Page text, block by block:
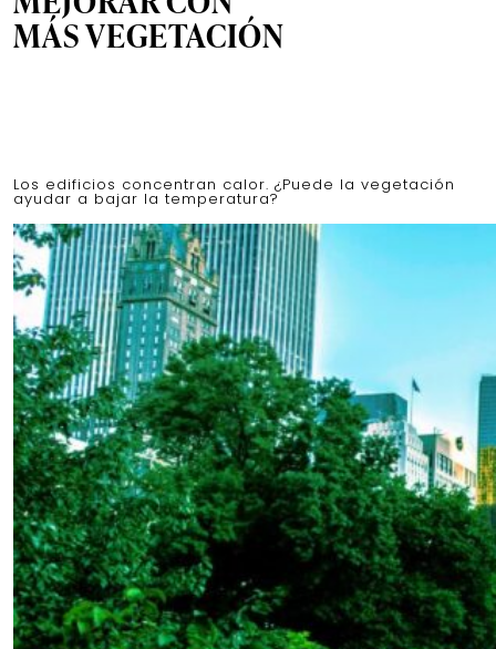
MÁS VEGETACIÓN
Los edificios concentran calor. ¿Puede la vegetación
ayudar a bajar la temperatura?